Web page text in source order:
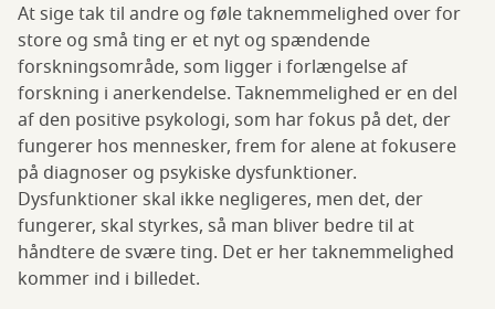
At sige tak til andre og føle taknemmelighed over for
store og små ting er et nyt og spændende
forskningsområde, som ligger i forlængelse af
forskning i anerkendelse. Taknemmelighed er en del
af den positive psykologi, som har fokus på det, der
fungerer hos mennesker, frem for alene at fokusere
på diagnoser og psykiske dysfunktioner.
Dysfunktioner skal ikke negligeres, men det, der
fungerer, skal styrkes, så man bliver bedre til at
håndtere de svære ting. Det er her taknemmelighed
kommer ind i billedet.